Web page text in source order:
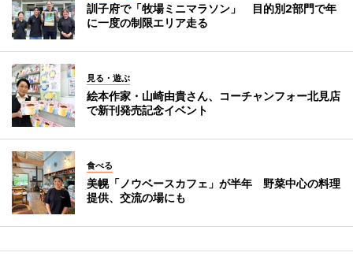
訓子府で「牧場ミニマラソン」 目的別2部門で年
に一度の制限エリア走る
見る・遊ぶ
絵本作家・山崎由貴さん、コーチャンフォー北見店
で新刊発売記念イベント
食べる
美幌「ノウベースカフェ」が半年 野菜中心の料理
提供、交流の場にも